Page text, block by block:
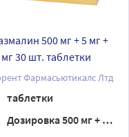
500 мг + 5 мг +
30 шт. таблетки
Фармасьютикалс Лтд
таблетки
Дозировка 500 мг + 5 мг + 0,1 мг